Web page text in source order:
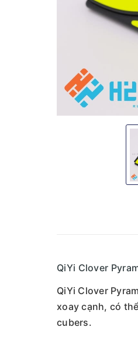
QiYi Clover
QiYi Clover
xoay cạnh, có
cubers.